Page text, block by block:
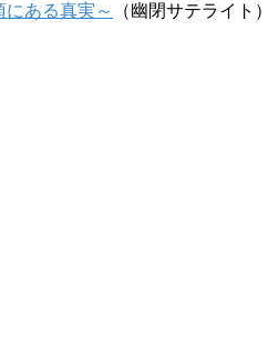
にある真実～
（幽閉サテライト）